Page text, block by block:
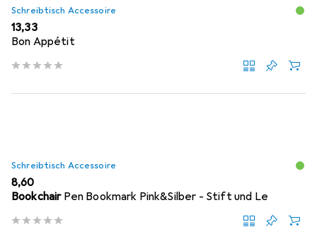
Schreibtisch Accessoire
EUR
13,33
Bon Appétit
Schreibtisch Accessoire
EUR
8,60
Bookchair Pen Bookmark Pink&Silber - Stift und Le